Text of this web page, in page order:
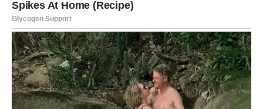
1 puding od vanilije
1 kašika brašna
1/2 l mleka